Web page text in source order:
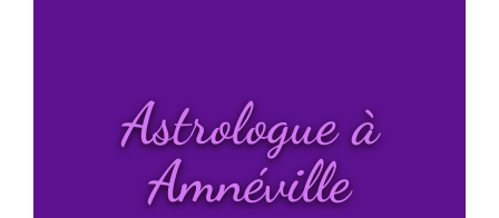
Astrologue à
Amnéville